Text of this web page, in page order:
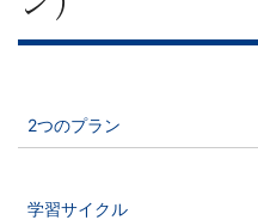
は
礎
か
2つのプラン
学習サイクル